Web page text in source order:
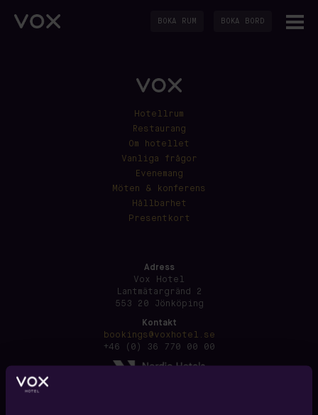
BOKA RUM BOKA BORD
Hotellrum
Restaurang
Om hotellet
Vanliga frågor
Evenemang
Möten & konferens
Hållbarhet
Presentkort
Adress
Vox Hotel
Lantmätargränd 2
553 20 Jönköping
Kontakt
bookings@voxhotel.se
+46 (0) 36 770 00 00